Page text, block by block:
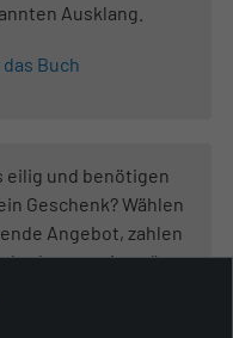
Ausklang.
Buch
eilig und benötigen
Geschenk? Wählen
Angebot, zahlen
schon wenig später